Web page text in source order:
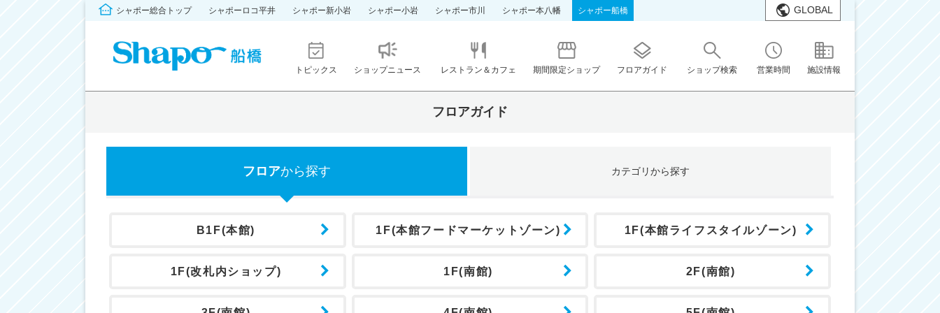
シャポー総合トップ シャポーロコ平井 シャポー新小岩 シャポー小岩 シャポー市川 シャポー本八幡 シャポー船橋 GLOBAL
トピックス ショップニュース レストラン＆カフェ 期間限定ショップ フロアガイド ショップ検索 営業時間 施設情報
フロアガイド
フロアから探す カテゴリから探す
B1F(本館) 1F(本館フードマーケットゾーン) 1F(本館ライフスタイルゾーン)
1F(改札内ショップ) 1F(南館) 2F(南館)